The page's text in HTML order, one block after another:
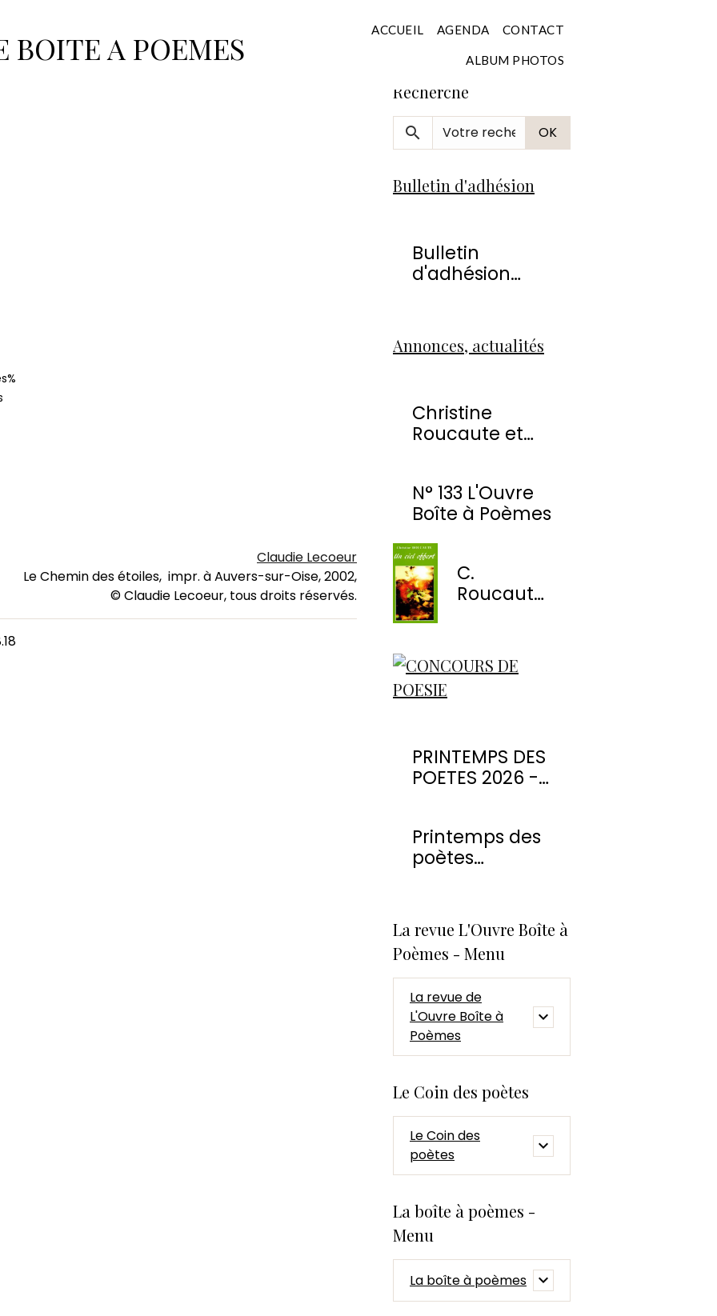
BOITE A POEMES ACCUEIL AGENDA CONTACT
ALBUM PHOTOS
Claudie Lecoeur
Le Chemin des étoiles, impr. à Auvers-sur-Oise, 2002,
© Claudie Lecoeur, tous droits réservés.
Recherche
OK
Bulletin d'adhésion
Bulletin
d'adhésion
Annonces, actualités
Christine
Roucaute et
Montmorency
N° 133 L'Ouvre
Boîte à Poèmes
C.
Roucaute
PRINTEMPS DES
POETES 2026 -
Printemps des
poètes
La revue L'Ouvre Boîte à
Poèmes - Menu
La revue de
L'Ouvre Boîte à
Poèmes
Le Coin des poètes
Le Coin des
poètes
La boîte à poèmes -
Menu
La boîte à poèmes